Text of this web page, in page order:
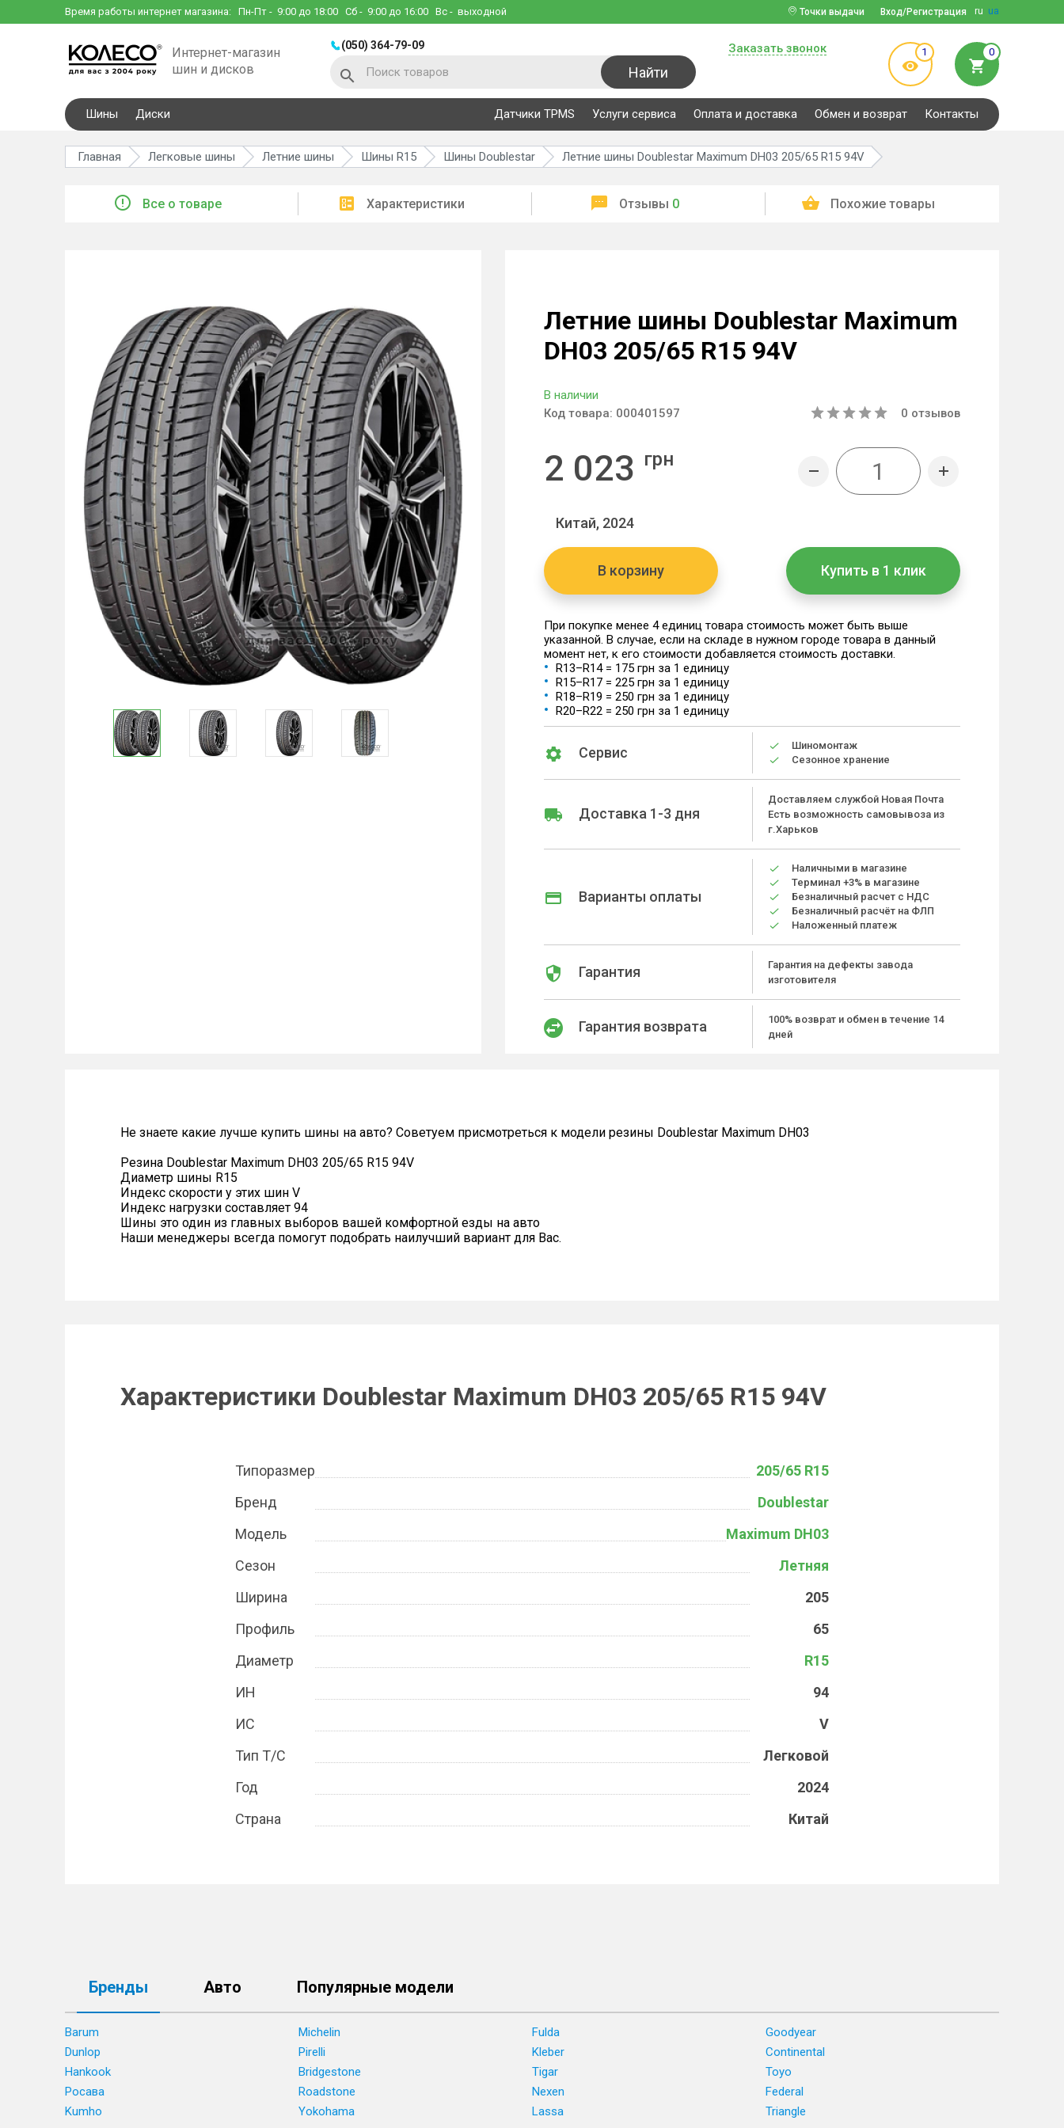
Время работы интернет магазина: Пн-Пт - 9:00 до 18:00 Сб - 9:00 до 16:00 Вс - выходной ru ua
Вход/Регистрация
Точки выдачи
Интернет-магазин
шин и дисков
(050) 364-79-09
Найти
Заказать звонок 1 0
Шины Диски Датчики TPMS Услуги сервиса Оплата и доставка Обмен и возврат Контакты
Главная Легковые шины Летние шины Шины R15 Шины Doublestar Летние шины Doublestar Maximum DH03 205/65 R15 94V
Все о товаре Характеристики Отзывы 0 Похожие товары
Летние шины Doublestar Maximum
DH03 205/65 R15 94V
В наличии
Код товара: 000401597 0 отзывов
2 023 грн
Китай, 2024
В корзину Купить в 1 клик
При покупке менее 4 единиц товара стоимость может быть выше
указанной. В случае, если на складе в нужном городе товара в данный
момент нет, к его стоимости добавляется стоимость доставки.
R13–R14 = 175 грн за 1 единицу
R15–R17 = 225 грн за 1 единицу
R18–R19 = 250 грн за 1 единицу
R20–R22 = 250 грн за 1 единицу
Сервис
Шиномонтаж
Сезонное хранение
Доставка 1-3 дня
Доставляем службой Новая Почта
Есть возможность самовывоза из
г.Харьков
Варианты оплаты
Наличными в магазине
Терминал +3% в магазине
Безналичный расчет с НДС
Безналичный расчёт на ФЛП
Наложенный платеж
Гарантия
Гарантия на дефекты завода
изготовителя
Гарантия возврата
100% возврат и обмен в течение 14
дней
Не знаете какие лучше купить шины на авто? Советуем присмотреться к модели резины Doublestar Maximum DH03
Резина Doublestar Maximum DH03 205/65 R15 94V
Диаметр шины R15
Индекс скорости у этих шин V
Индекс нагрузки составляет 94
Шины это один из главных выборов вашей комфортной езды на авто
Наши менеджеры всегда помогут подобрать наилучший вариант для Вас.
Характеристики Doublestar Maximum DH03 205/65 R15 94V
Типоразмер
205/65 R15
Бренд
Doublestar
Модель
Maximum DH03
Сезон
Летняя
Ширина
205
Профиль
65
Диаметр
R15
ИН
94
ИС
V
Тип Т/С
Легковой
Год
2024
Страна
Китай
Бренды Авто Популярные модели
Barum Michelin Fulda
Goodyear
Dunlop
Pirelli Kleber
Continental
Hankook
Bridgestone Tigar
Toyo
Росава
Roadstone Nexen
Federal
Kumho
Yokohama Lassa Triangle